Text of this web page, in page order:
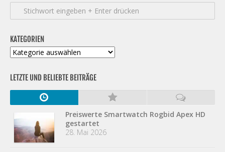
KATEGORIEN
Kategorien
LETZTE UND BELIEBTE BEITRÄGE
Preiswerte Smartwatch Rogbid Apex HD
gestartet
28. Mai 2026